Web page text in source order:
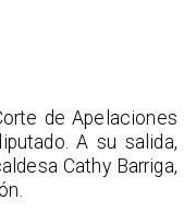
de Apelaciones
A su salida,
Cathy Barriga,